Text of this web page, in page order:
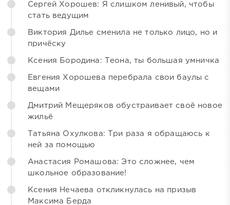
Сергей Хорошев: Я слишком ленивый, чтобы
стать ведущим
Виктория Дилье сменила не только лицо, но и
причёску
Ксения Бородина: Теона, ты большая умничка
Евгения Хорошева перебрала свои баулы с
вещами
Дмитрий Мещеряков обустраивает своё новое
жильё
Татьяна Охулкова: Три раза я обращаюсь к
ней за помощью
Анастасия Ромашова: Это сложнее, чем
школьное образование!
Ксения Нечаева откликнулась на призыв
Максима Берда